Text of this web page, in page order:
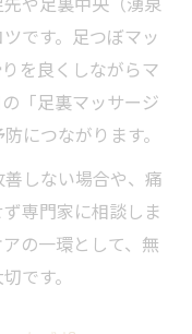
です。足つぼマッ
を良くしながらマ
「足裏マッサージ
につながります。
しない場合や、痛
専門家に相談しま
の一環として、無
です。